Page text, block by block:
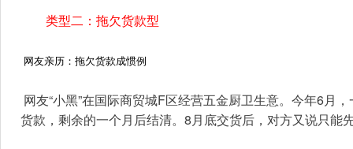
类型二：拖欠货款型
网友亲历：拖欠货款成惯例
货款，剩余的一个月后结清。8月底交货后，对方又说只